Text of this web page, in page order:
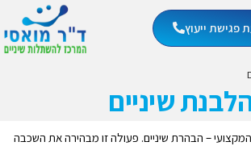
פגישת ייעוץ
שיניים
– הבהרת שיניים. פעולה זו מבהירה את השכבה